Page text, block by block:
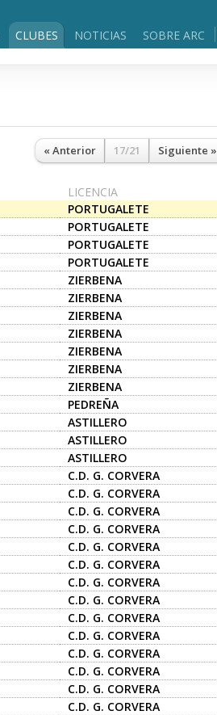
CLUBES NOTICIAS SOBRE ARC
« Anterior 17/21 Siguiente »
LICENCIA
PORTUGALETE
PORTUGALETE
PORTUGALETE
PORTUGALETE
ZIERBENA
ZIERBENA
ZIERBENA
ZIERBENA
ZIERBENA
ZIERBENA
ZIERBENA
PEDREÑA
ASTILLERO
ASTILLERO
ASTILLERO
C.D. G. CORVERA
C.D. G. CORVERA
C.D. G. CORVERA
C.D. G. CORVERA
C.D. G. CORVERA
C.D. G. CORVERA
C.D. G. CORVERA
C.D. G. CORVERA
C.D. G. CORVERA
C.D. G. CORVERA
C.D. G. CORVERA
C.D. G. CORVERA
C.D. G. CORVERA
C.D. G. CORVERA